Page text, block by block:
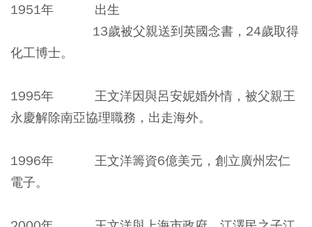
1951年 出生
13歲被父親送到英國念書，24歲取得
化工博士。
1995年 王文洋因與呂安妮婚外情，被父親王
永慶解除南亞協理職務，出走海外。
1996年 王文洋籌資6億美元，創立廣州宏仁
電子。